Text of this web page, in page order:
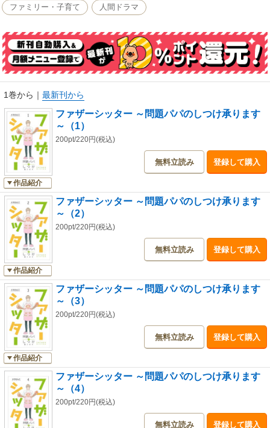
けでなく家全体の問題を解決してくれると言う『伝説のベビーシッター』
の存在を知り、勢いで依頼をする事に。世の母親が抱える問題をたちまち
に訪れたのは、イメージとはかけ離れた男性シッターで……！？
ファミリー・子育て 人間ドラマ
1巻から ｜ 最新刊から
作品紹介
ファザーシッター ～問題パパのしつけ承ります
～（1）
200pt/220円(税込)
無料立読み 登録して購入
作品紹介
ファザーシッター ～問題パパのしつけ承ります
～（2）
200pt/220円(税込)
無料立読み 登録して購入
作品紹介
ファザーシッター ～問題パパのしつけ承ります
～（3）
200pt/220円(税込)
無料立読み 登録して購入
ファザーシッター ～問題パパのしつけ承ります
～（4）
200pt/220円(税込)
無料立読み 登録して購入